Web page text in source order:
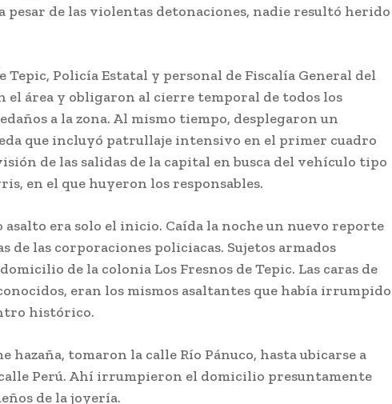
pesar de las violentas detonaciones, nadie resultó herido
Tepic, Policía Estatal y personal de Fiscalía General del
el área y obligaron al cierre temporal de todos los
a la zona. Al mismo tiempo, desplegaron un
que incluyó patrullaje intensivo en el primer cuadro
de las salidas de la capital en busca del vehículo tipo
en el que huyeron los responsables.
asalto era solo el inicio. Caída la noche un nuevo reporte
de las corporaciones policiacas. Sujetos armados
de la colonia Los Fresnos de Tepic. Las caras de
eran los mismos asaltantes que había irrumpido
histórico.
hazaña, tomaron la calle Río Pánuco, hasta ubicarse a
Perú. Ahí irrumpieron el domicilio presuntamente
de la joyería.